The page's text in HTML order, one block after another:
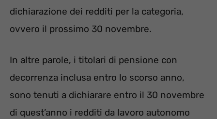
dichiarazione dei redditi per la categoria,
ovvero il prossimo 30 novembre.
In altre parole, i titolari di pensione con
decorrenza inclusa entro lo scorso anno,
sono tenuti a dichiarare entro il 30 novembre
di quest’anno i redditi da lavoro autonomo